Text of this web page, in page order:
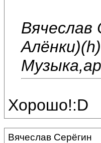
Вячеслав
Алёнки)(h)
Хорошо!:D
Вячеслав Серёгин